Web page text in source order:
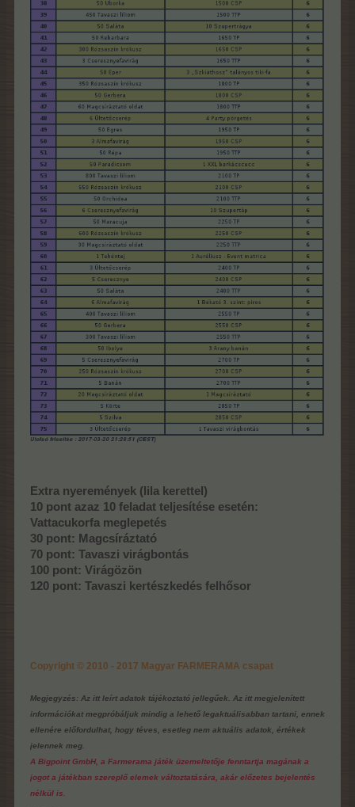
Extra nyeremények (lila kerettel)
10 pont azaz 10 feladat teljesítése esetén:
Vattacukorfa meglepetés
30 pont: Magcsíráztató
70 pont: Tavaszi virágbontás
100 pont: Virágözön
120 pont: Tavaszi kertészkedés felhősor
Copyright © 2010 - 2017 Magyar FARMERAMA csapat
Megjegyzés: Az itt leírt adatok tájékoztató jellegűek. Az itt megjelenített
információkat megpróbáljuk mindig a lehető legaktuálisabban tartani, ennek
ellenére előfordulhat, hogy téves, esetleg nem aktuális adatok, értékek
jelennek meg.
A Bigpoint GmbH, a Farmerama játék üzemeltetője fenntartja magának a
jogot a játékban szereplő elemek változtatására, akár előzetes bejelentés
nélkül is.